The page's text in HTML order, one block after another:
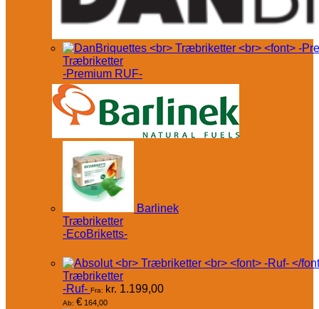
Træbriketter
-Premium RUF-
Barlinek
Træbriketter
-EcoBriketts-
Træbriketter
-Ruf- Fra: kr. 1.199,00
Ab: € 164,00